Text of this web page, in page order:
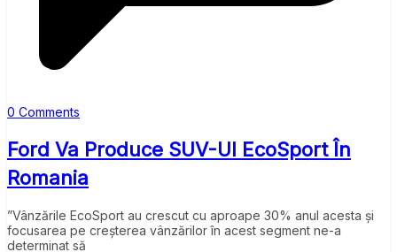
0 Comments
Ford Va Produce SUV-Ul EcoSport În
Romania
”Vânzările EcoSport au crescut cu aproape 30% anul acesta și
focusarea pe creșterea vânzărilor în acest segment ne-a
determinat să